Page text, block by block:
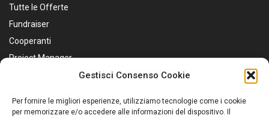
Gestisci Consenso Cookie
Per fornire le migliori esperienze, utilizziamo tecnologie come i cookie
per memorizzare e/o accedere alle informazioni del dispositivo. Il
Tutte le Offerte
Fundraiser
Cooperanti
Project Manager
Personale Sanitario